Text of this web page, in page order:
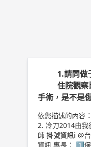
1.請問做
住院觀察
手術，是不是
依您描述的內容： 1. 是的，我都會請病患術後休息一晚
2. 冷刀2014由我從
師 掛號資訊ℹ️ @台北禾馨民權婦幼中心 @ 楊梅禾馨怡仁
資訊 專長： 1️⃣